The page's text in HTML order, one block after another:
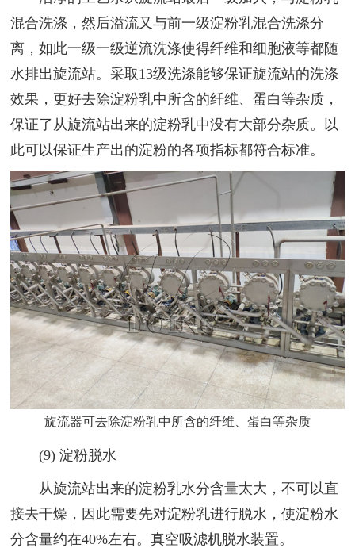
混合洗涤，然后溢流又与前一级淀粉乳混合洗涤分
离，如此一级一级逆流洗涤使得纤维和细胞液等都随
水排出旋流站。采取13级洗涤能够保证旋流站的洗涤
效果，更好去除淀粉乳中所含的纤维、蛋白等杂质，
保证了从旋流站出来的淀粉乳中没有大部分杂质。以
此可以保证生产出的淀粉的各项指标都符合标准。
旋流器可去除淀粉乳中所含的纤维、蛋白等杂质
(9) 淀粉脱水
从旋流站出来的淀粉乳水分含量太大，不可以直
接去干燥，因此需要先对淀粉乳进行脱水，使淀粉水
分含量约在40%左右。真空吸滤机脱水装置。